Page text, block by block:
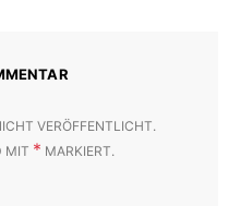
VERÖFFENTLICHT.
MIT * MARKIERT.